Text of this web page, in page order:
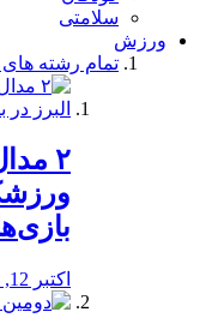
سلامتی
ورزش
تمام رشته
اکتبر 12, 2023